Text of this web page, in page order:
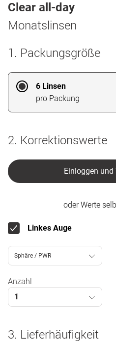
Clear all-day
Monatslinsen
1. Packungsgröße
6 Linsen
pro Packung
2. Korrektionswerte
Einloggen und
oder Werte
Linkes Auge
Sphäre / PWR
Anzahl
1
3. Lieferhäufigkeit